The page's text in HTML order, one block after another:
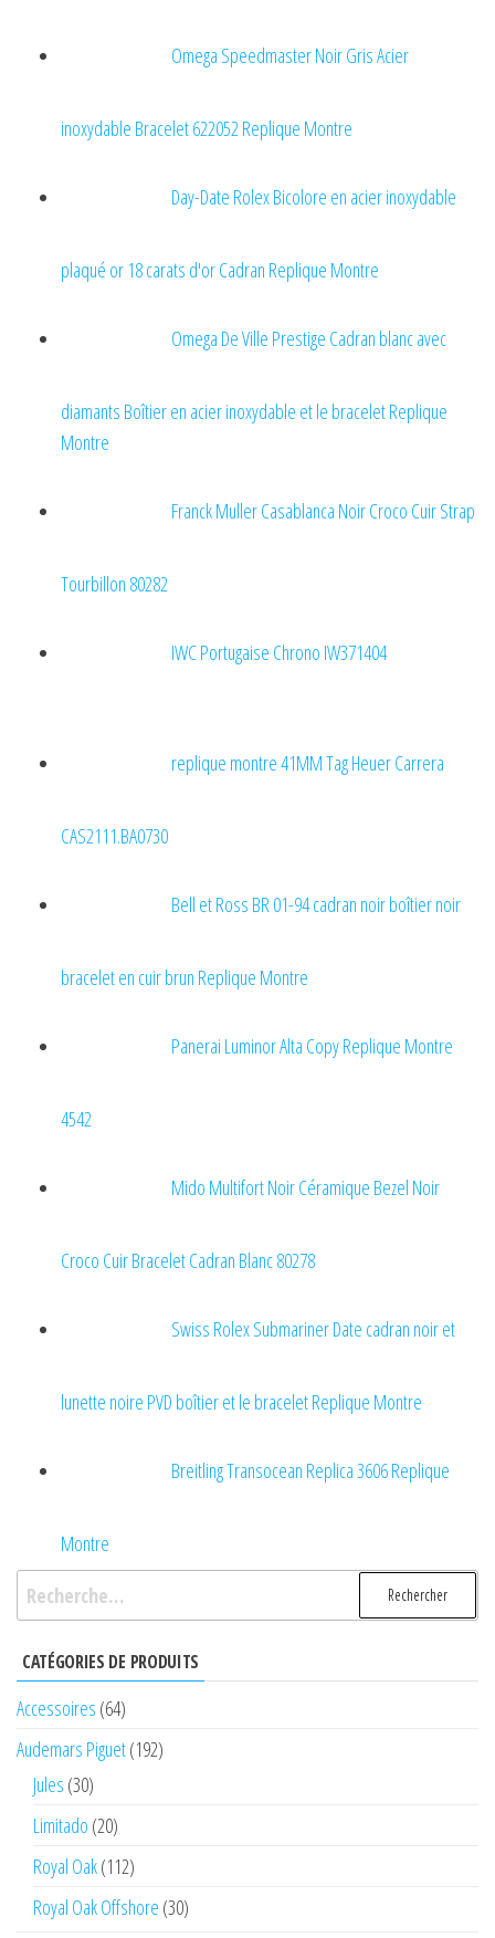
Omega Speedmaster Noir Gris Acier
inoxydable Bracelet 622052 Replique Montre
Day-Date Rolex Bicolore en acier inoxydable
plaqué or 18 carats d'or Cadran Replique Montre
Omega De Ville Prestige Cadran blanc avec
diamants Boîtier en acier inoxydable et le bracelet Replique
Montre
Franck Muller Casablanca Noir Croco Cuir Strap
Tourbillon 80282
IWC Portugaise Chrono IW371404
replique montre 41MM Tag Heuer Carrera
CAS2111.BA0730
Bell et Ross BR 01-94 cadran noir boîtier noir
bracelet en cuir brun Replique Montre
Panerai Luminor Alta Copy Replique Montre
4542
Mido Multifort Noir Céramique Bezel Noir
Croco Cuir Bracelet Cadran Blanc 80278
Swiss Rolex Submariner Date cadran noir et
lunette noire PVD boîtier et le bracelet Replique Montre
Breitling Transocean Replica 3606 Replique
Montre
Rechercher :
CATÉGORIES DE PRODUITS
Accessoires (64)
Audemars Piguet(192)
Jules (30)
Limitado (20)
Royal Oak(112)
Royal Oak Offshore (30)